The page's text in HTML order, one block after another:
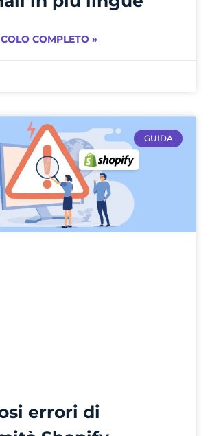
COMPLETO »
GUIDA
errori di